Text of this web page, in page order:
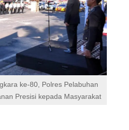
ke-80, Polres Pelabuhan
Presisi kepada Masyarakat